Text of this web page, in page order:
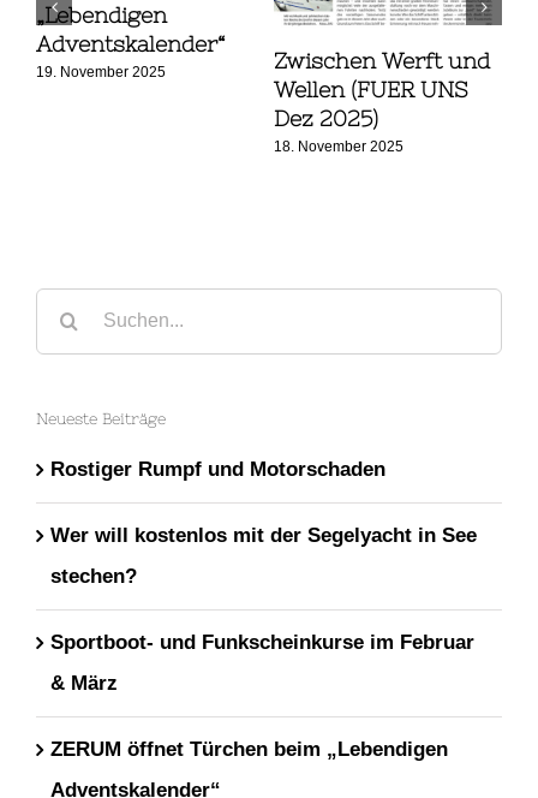
„Lebendigen
Adventskalender“
19. November 2025
Zwischen Werft und
Wellen (FUER UNS
Dez 2025)
18. November 2025
nach:
Neueste Beiträge
Rostiger Rumpf und Motorschaden
Wer will kostenlos mit der Segelyacht in See
stechen?
Sportboot- und Funkscheinkurse im Februar
& März
ZERUM öffnet Türchen beim „Lebendigen
Adventskalender“